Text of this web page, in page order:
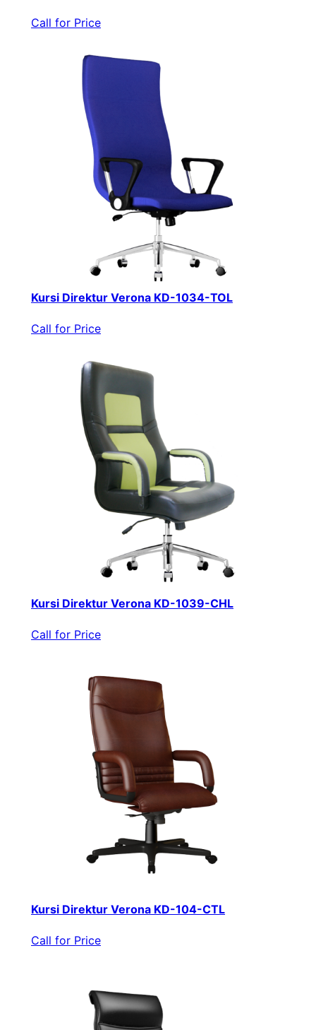
Call for Price
Kursi Direktur Verona KD-1034-TOL
Call for Price
Kursi Direktur Verona KD-1039-CHL
Call for Price
Kursi Direktur Verona KD-104-CTL
Call for Price